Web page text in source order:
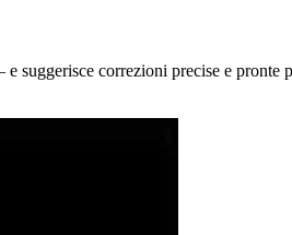
suggerisce correzioni precise e pronte